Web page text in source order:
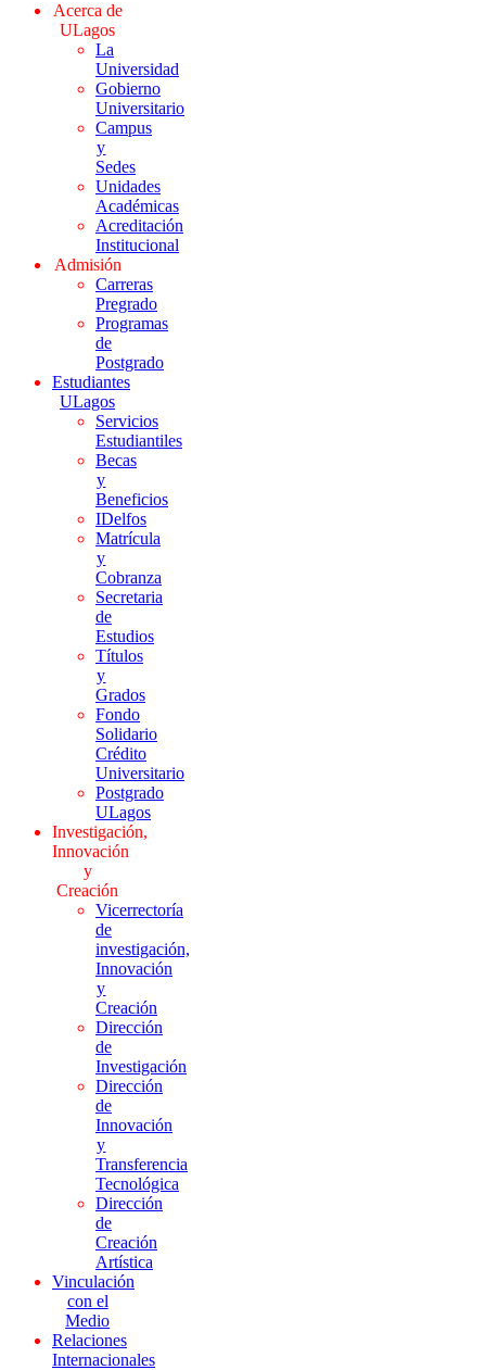
Acerca de
ULagos
La
Universidad
Gobierno
Universitario
Campus
y
Sedes
Unidades
Académicas
Acreditación
Institucional
Admisión
Carreras
Pregrado
Programas
de
Postgrado
Estudiantes
ULagos
Servicios
Estudiantiles
Becas
y
Beneficios
IDelfos
Matrícula
y
Cobranza
Secretaria
de
Estudios
Títulos
y
Grados
Fondo
Solidario
Crédito
Universitario
Postgrado
ULagos
Investigación,
Innovación
y
Creación
Vicerrectoría
de
investigación,
Innovación
y
Creación
Dirección
de
Investigación
Dirección
de
Innovación
y
Transferencia
Tecnológica
Dirección
de
Creación
Artística
Vinculación
con el
Medio
Relaciones
Internacionales